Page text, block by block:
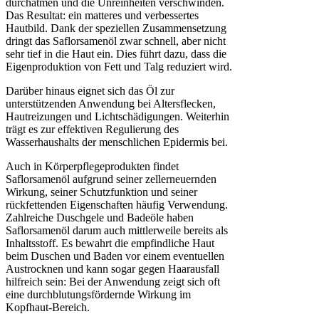
durchatmen und die Unreinheiten verschwinden.
Das Resultat: ein matteres und verbessertes
Hautbild. Dank der speziellen Zusammensetzung
dringt das Saflorsamenöl zwar schnell, aber nicht
sehr tief in die Haut ein. Dies führt dazu, dass die
Eigenproduktion von Fett und Talg reduziert wird.
Darüber hinaus eignet sich das Öl zur
unterstützenden Anwendung bei Altersflecken,
Hautreizungen und Lichtschädigungen. Weiterhin
trägt es zur effektiven Regulierung des
Wasserhaushalts der menschlichen Epidermis bei.
Auch in Körperpflegeprodukten findet
Saflorsamenöl aufgrund seiner zellerneuernden
Wirkung, seiner Schutzfunktion und seiner
rückfettenden Eigenschaften häufig Verwendung.
Zahlreiche Duschgele und Badeöle haben
Saflorsamenöl darum auch mittlerweile bereits als
Inhaltsstoff. Es bewahrt die empfindliche Haut
beim Duschen und Baden vor einem eventuellen
Austrocknen und kann sogar gegen Haarausfall
hilfreich sein: Bei der Anwendung zeigt sich oft
eine durchblutungsfördernde Wirkung im
Kopfhaut-Bereich.